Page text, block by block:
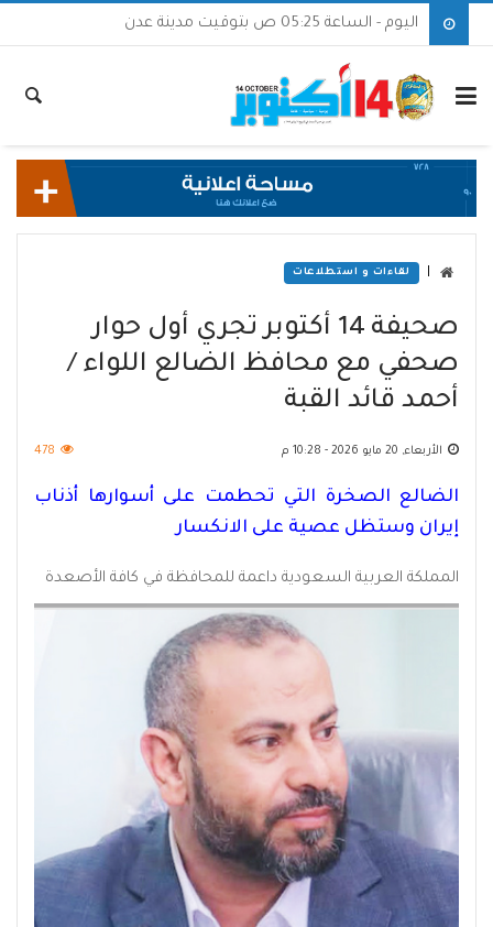
اليوم - الساعة 05:25 ص بتوقيت مدينة عدن
لقاءات و استطلاعات
صحيفة 14 أكتوبر تجري أول حوار
صحفي مع محافظ الضالع اللواء /
أحمد قائد القبة
الأربعاء, 20 مايو 2026 - 10:28 م 478
الضالع الصخرة التي تحطمت على أسوارها أذناب
إيران وستظل عصية على الانكسار
المملكة العربية السعودية داعمة للمحافظة في كافة الأصعدة